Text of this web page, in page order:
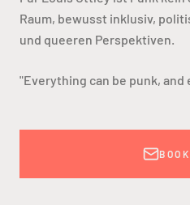
Raum, bewusst inklusiv,
und queeren Perspektiven.
"Everything can be punk, and